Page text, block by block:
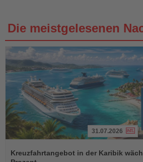
Die meistgelesenen
Sie
die
31.07.2026
Kreuzfahrtangebot in der Karibik